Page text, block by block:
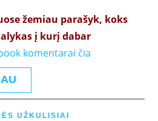
žemiau parašyk, koks
į kurį dabar
komentarai čia
UŽKULISIAI